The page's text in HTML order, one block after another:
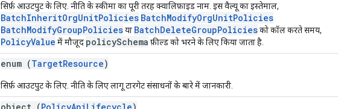
सिर्फ़ आउटपुट के लिए. नीति के स्कीमा का पूरी तरह क्वालिफ़ाइड नाम. इस वैल्यू का इस्तेमाल,
BatchInheritOrgUnitPolicies BatchModifyOrgUnitPolicies
BatchModifyGroupPoliciesया BatchDeleteGroupPoliciesको कॉल करते समय,
PolicyValue में मौजूद policySchema फ़ील्ड को भरने के लिए किया जाता है.
enum (TargetResource)
सिर्फ़ आउटपुट के लिए. नीति के लिए लागू टारगेट संसाधनों के बारे में जानकारी.